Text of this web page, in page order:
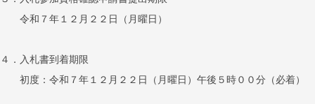
令和７年１２月２２日（月曜日）
４．入札書到着期限
初度：令和７年１２月２２日（月曜日）午後５時００分（必着）